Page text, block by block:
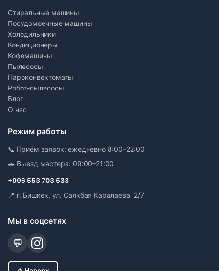
Стиральные машины
Посудомоечные машины
Холодильники
Кондиционеры
Кофемашины
Пылесосы
Пароконвектоматы
Робот-пылесосы
Блог
О нас
Режим работы
📞 Приём заявок: ежедневно 8:00–22:00
🚗 Выезд мастера: 09:00–21:00
+996 553 703 533
📍 г. Бишкек, ул. Саякбая Каралаева, 2/7
Мы в соцсетях
💬